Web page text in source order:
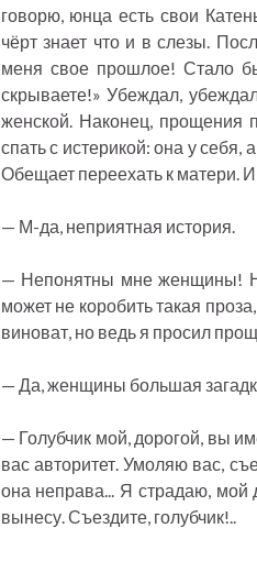
говорю, юнца есть свои
чёрт знает что и в слезы.
меня свое прошлое! Стало
скрываете!» Убеждал,
женской. Наконец, прощения
спать с истерикой: она у себя,
Обещает переехать к матери.
— М-да, неприятная история.
— Непонятны мне женщины!
может не коробить такая
виноват, но ведь я просил
— Да, женщины большая
— Голубчик мой, дорогой, вы
вас авторитет. Умоляю вас,
она неправа... Я страдаю, мой
вынесу. Съездите, голубчик!..